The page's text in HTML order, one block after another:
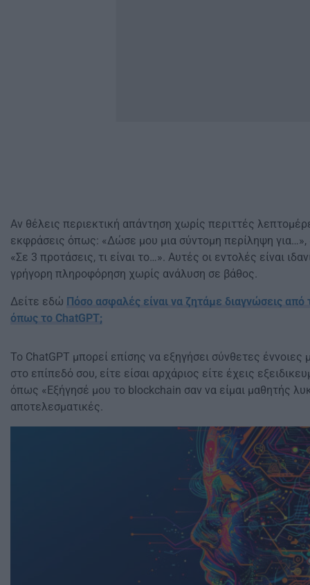
Αν θέλεις περιεκτική απάντηση χωρίς περιττές
εκφράσεις όπως: «Δώσε μου μια σύντομη περίληψη
«Σε 3 προτάσεις, τι είναι το…». Αυτές οι εντολές είναι
γρήγορη πληροφόρηση χωρίς ανάλυση σε βάθος.
Δείτε εδώ Πόσο ασφαλές είναι να ζητάμε διαγνώσεις
όπως το ChatGPT;
Το ChatGPT μπορεί επίσης να εξηγήσει σύνθετες
στο επίπεδό σου, είτε είσαι αρχάριος είτε έχεις
όπως «Εξήγησέ μου το blockchain σαν να είμαι μαθητής
αποτελεσματικές.